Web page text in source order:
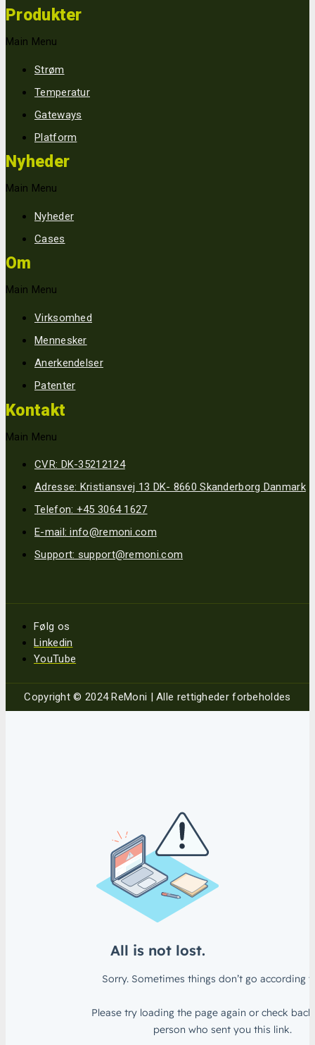
Produkter
Main Menu
Strøm
Temperatur
Gateways
Platform
Nyheder
Main Menu
Nyheder
Cases
Om
Main Menu
Virksomhed
Mennesker
Anerkendelser
Patenter
Kontakt
Main Menu
CVR: DK-35212124
Adresse: Kristiansvej 13 DK- 8660 Skanderborg Danmark
Telefon: +45 3064 1627
E-mail: info@remoni.com
Support: support@remoni.com
Følg os
Linkedin
YouTube
Copyright © 2024 ReMoni | Alle rettigheder forbeholdes